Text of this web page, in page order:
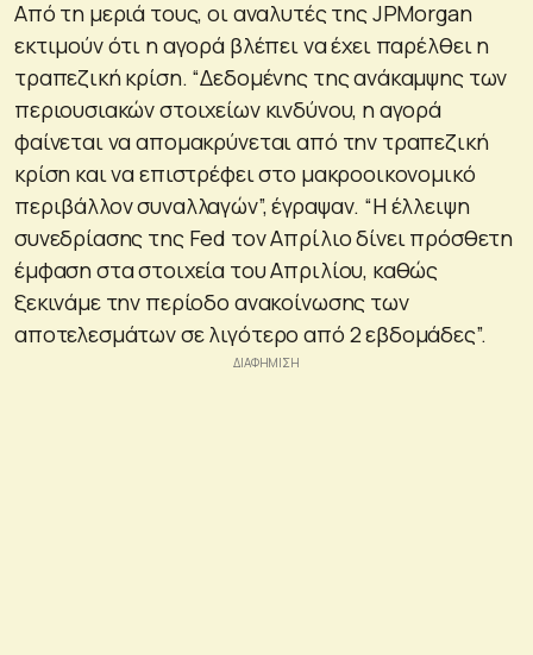
Από τη μεριά τους, οι αναλυτές της JPMorgan
εκτιμούν ότι η αγορά βλέπει να έχει παρέλθει η
τραπεζική κρίση. “Δεδομένης της ανάκαμψης των
περιουσιακών στοιχείων κινδύνου, η αγορά
φαίνεται να απομακρύνεται από την τραπεζική
κρίση και να επιστρέφει στο μακροοικονομικό
περιβάλλον συναλλαγών”, έγραψαν. “Η έλλειψη
συνεδρίασης της Fed τον Απρίλιο δίνει πρόσθετη
έμφαση στα στοιχεία του Απριλίου, καθώς
ξεκινάμε την περίοδο ανακοίνωσης των
αποτελεσμάτων σε λιγότερο από 2 εβδομάδες”.